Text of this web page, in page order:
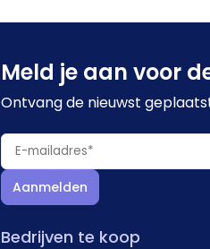
Meld je aan voor
Ontvang de nieuwst
Aanmelden
Bedrijven te koop